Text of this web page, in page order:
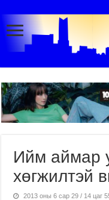
Ийм аймар
хөгжилтэй
2013 оны 6 сар 29 / 14 цаг